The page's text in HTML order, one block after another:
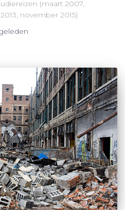
(maart 2007,
november 2015)